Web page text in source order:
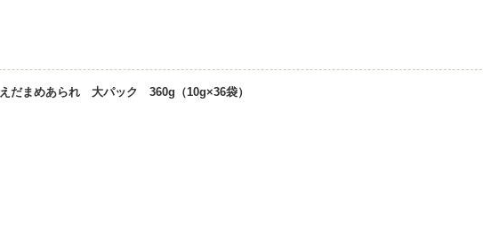
えだまめあられ 大パック 360g（10g×36袋）